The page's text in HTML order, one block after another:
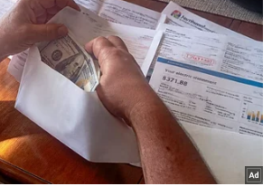
Dương Giang/TTXVN)